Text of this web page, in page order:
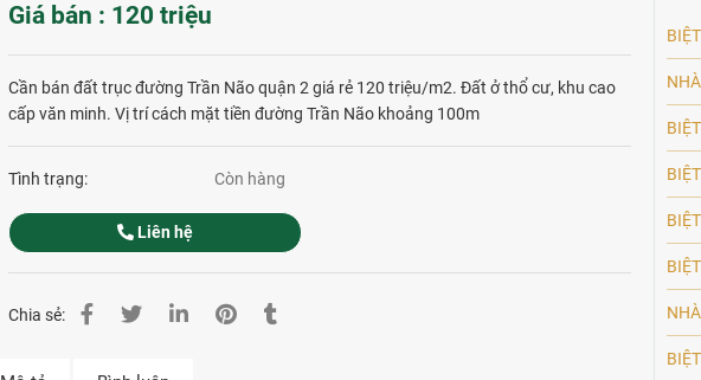
Giá bán : 120 triệu
Cần bán đất trục đường Trần Não quận 2 giá rẻ 120 triệu/m2. Đất ở thổ cư, khu cao
cấp văn minh. Vị trí cách mặt tiền đường Trần Não khoảng 100m
Tình trạng: Còn hàng
Liên hệ
Chia sẻ: